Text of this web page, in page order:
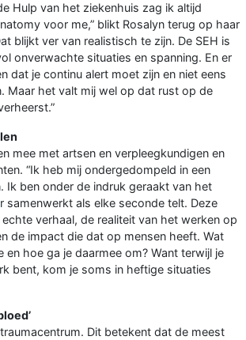
Hulp van het ziekenhuis zag ik altijd
voor me,” blikt Rosalyn terug op haar
blijkt ver van realistisch te zijn. De SEH is
onverwachte situaties en spanning. En er
dat je continu alert moet zijn en niet eens
Maar het valt mij wel op dat rust op de
mee met artsen en verpleegkundigen en
“Ik heb mij ondergedompeld in een
Ik ben onder de indruk geraakt van het
samenwerkt als elke seconde telt. Deze
verhaal, de realiteit van het werken op
de impact die dat op mensen heeft. Wat
hoe ga je daarmee om? Want terwijl je
bent, kom je soms in heftige situaties
Dit betekent dat de meest